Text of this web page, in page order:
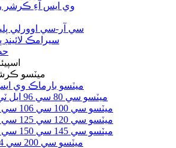
وي ايس آءِ ڪرشر
سي آر-سي اوورلي
سيرامڪ لائينڊ
ميٽسو
ميٽسو بارماڪ وي
ميٽسو سي 80 سي 96 ايل ٽي 96
ميٽسو سي 100 سي 106 سي 110
ميٽسو سي 120 سي 125 سي 140
ميٽسو سي 145 سي 150 سي 160
ميٽسو سي 200 سي 3054